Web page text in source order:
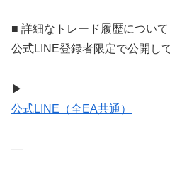
■ 詳細なトレード履歴について
公式LINE登録者限定で公開し
▶
公式LINE（全EA共通）
—